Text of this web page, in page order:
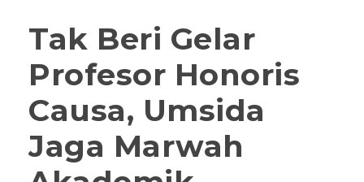
Tak Beri Gelar
Profesor Honoris
Causa, Umsida
Jaga Marwah